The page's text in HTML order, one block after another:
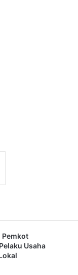
Pemkot
Usaha